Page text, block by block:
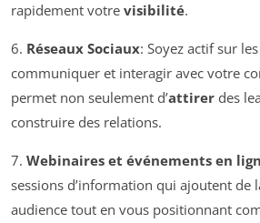
rapidement votre visibilité.
6. Réseaux Sociaux: Soyez actif sur
communiquer et interagir avec votre
permet non seulement d’attirer des
construire des relations.
7. Webinaires et événements en
sessions d’information qui ajoutent de
audience tout en vous positionnant